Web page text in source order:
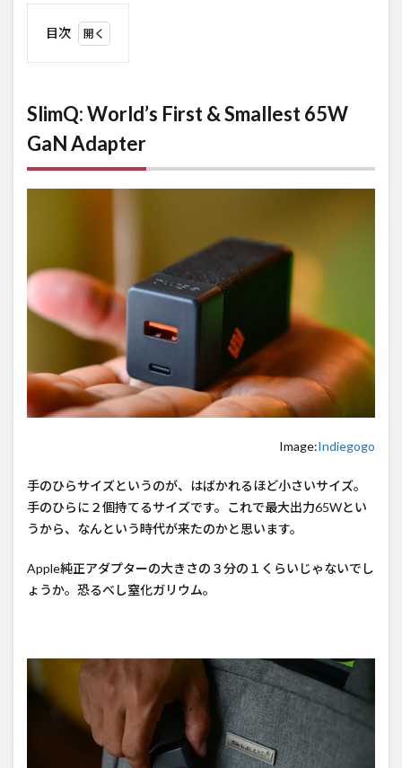
目次
First &
Smallest
65W
GaN
Adapter
ジェ
ント
1.2
PD対
ト
2
まと
小さ
くて
だ
SlimQ: World’s First & Smallest 65W
GaN Adapter
Image:Indiegogo
手のひらサイズというのが、はばかれるほど小さいサイズ。
手のひらに２個持てるサイズです。これで最大出力65Wとい
うから、なんという時代が来たのかと思います。
Apple純正アダプターの大きさの３分の１くらいじゃないでし
ょうか。恐るべし窒化ガリウム。